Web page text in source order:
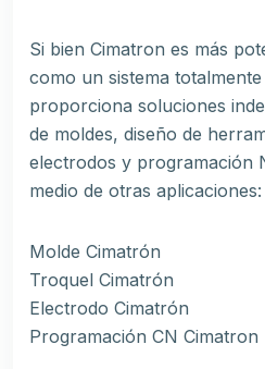
Si bien Cimatron es más
como un sistema
proporciona soluciones
de moldes, diseño de
electrodos y programación
medio de otras aplicaciones:
Molde Cimatrón
Troquel Cimatrón
Electrodo Cimatrón
Programación CN Cimatron